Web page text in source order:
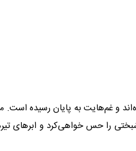
و غم‌هایت به پایان رسیده است.
را حس خواهی‌کرد و ابرهای تیره